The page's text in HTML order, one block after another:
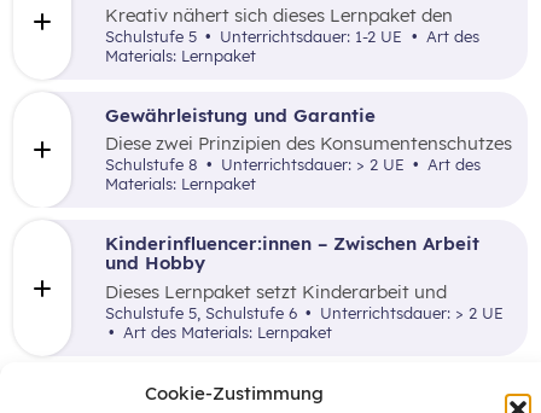
Cookie-Zustimmung
Interessenvertretungen und
Gewährleistung und Garantie
Diese zwei Prinzipien des Konsumentenschutzes
stehen hier im Mittelpunkt.
Schulstufe 8 Unterrichtsdauer: > 2 UE
Art des
Materials: Lernpaket
Kinderinfluencer:innen – Zwischen Arbeit
und Hobby
Dieses Lernpaket setzt Kinderarbeit und
aktuelle Marketingstrategien miteinander in
Zusammenhang.
Schulstufe 5, Schulstufe 6
Unterrichtsdauer: > 2 UE
Art des Materials: Lernpaket
Kreativ nähert sich dieses Lernpaket den
Themen Sparen und Konsum.
Schulstufe 5 Unterrichtsdauer: 1-2 UE
Materials: Lernpaket